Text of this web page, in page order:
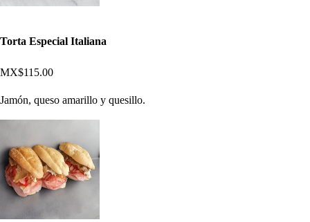
Torta Especial Italiana
MX$115.00
Jamón, queso amarillo y quesillo.